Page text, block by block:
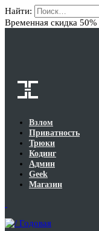
Найти:
Временная скидка 50%
Взлом
Приватность
Трюки
Кодинг
Админ
Geek
Магазин
Годовая